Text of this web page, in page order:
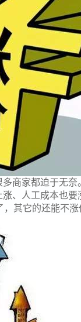
商家都迫于无
、人工成本也
，其它的还能不